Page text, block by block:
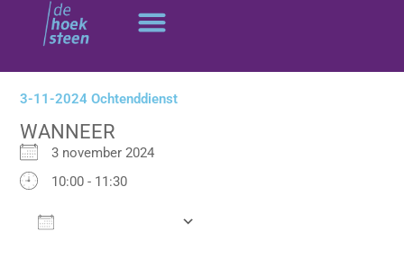
inhoud
3-11-2024 Ochtenddienst
WANNEER
3 november 2024
10:00 - 11:30